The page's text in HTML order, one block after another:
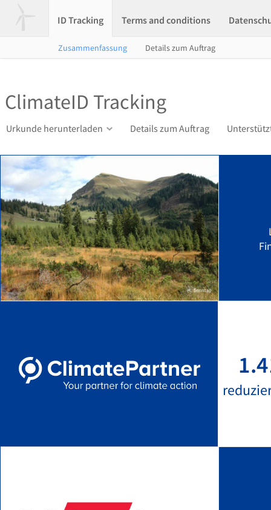
ID Tracking Terms and conditions
Zusammenfassung Details zum Auftrag
ClimateID Tracking
Urkunde herunterladen Details zum Auftrag